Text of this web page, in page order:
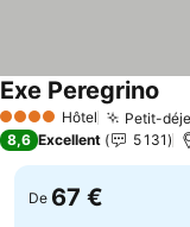
4 Étoiles Hôtel Petit-
Exe Peregrino
8,6 Excellent 5 131
De 67 €